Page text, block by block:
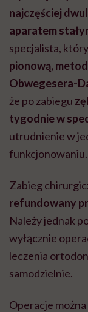
najczęściej
aparatem
specjalista,
pionową,
Obwegesera-
że po zabiegu
tygodnie w
utrudnienie w
funkcjonowaniu.
Zabieg
refundowany
Należy jednak
wyłącznie
leczenia
samodzielnie.
Operacje